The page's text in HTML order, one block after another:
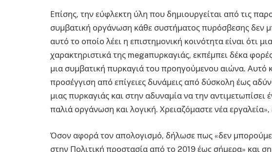
Επίσης, την εύφλεκτη ύλη που δημιουργείται από τις
συμβατική οργάνωση κάθε συστήματος πυρόσβεσης δεν
αυτό το οποίο λέει η επιστημονική κοινότητα είναι ότι
χαρακτηριστικά της megaπυρκαγιάς, εκπέμπει δέκα
μια συμβατική πυρκαγιά του προηγούμενου αιώνα. Αυτό
προσέγγιση από επίγειες δυνάμεις από δύσκολη έως
μιας πυρκαγιάς και στην αδυναμία να την
παλιά οργάνωση και λογική. Χρειαζόμαστε νέα εργαλεία»,
Όσον αφορά τον απολογισμό, δήλωσε πως «δεν μπορούμε
στην Πολιτική προστασία από το 2019 έως σήμερα» και